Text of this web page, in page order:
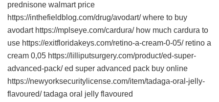
prednisone walmart price
https://inthefieldblog.com/drug/avodart/ where to buy
avodart https://mplseye.com/cardura/ how much cardura to
use https://exitfloridakeys.com/retino-a-cream-0-05/ retino a
cream 0,05 https://lilliputsurgery.com/product/ed-super-
advanced-pack/ ed super advanced pack buy online
https://newyorksecuritylicense.com/item/tadaga-oral-jelly-
flavoured/ tadaga oral jelly flavoured